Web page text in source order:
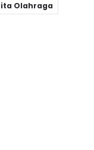
Olahraga